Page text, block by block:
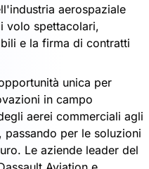
aerospaziale
volo spettacolari,
e la firma di contratti
unica per
in campo
aerei commerciali agli
per le soluzioni
Le aziende leader del